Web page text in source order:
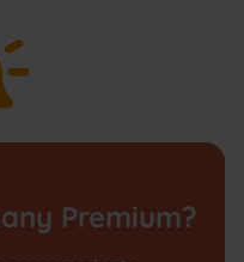
Premium?